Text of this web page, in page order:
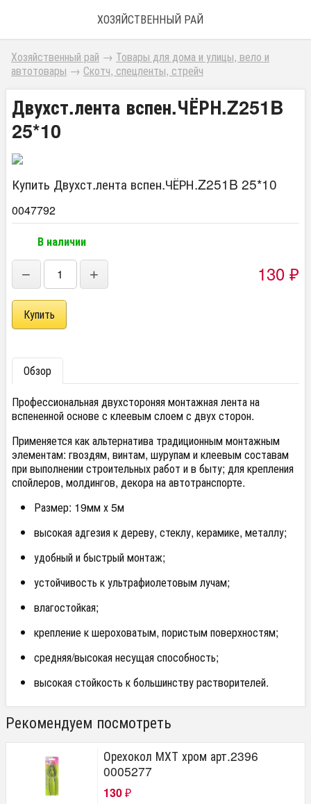
ХОЗЯЙСТВЕННЫЙ РАЙ
Хозяйственный рай → Товары для дома и улицы, вело и
автотовары → Скотч, спецленты, стрейч
Двухст.лента вспен.ЧЁРН.Z251B
25*10
Купить Двухст.лента вспен.ЧЁРН.Z251B 25*10
0047792
В наличии
− + 130 ₽
Обзор
Профессиональная двухстороняя монтажная лента на
вспененной основе с клеевым слоем с двух сторон.
Применяется как альтернатива традиционным монтажным
элементам: гвоздям, винтам, шурупам и клеевым составам
при выполнении строительных работ и в быту; для крепления
спойлеров, молдингов, декора на автотранспорте.
Размер: 19мм х 5м
высокая адгезия к дереву, стеклу, керамике, металлу;
удобный и быстрый монтаж;
устойчивость к ультрафиолетовым лучам;
влагостойкая;
крепление к шероховатым, пористым поверхностям;
средняя/высокая несущая способность;
высокая стойкость к большинству растворителей.
Рекомендуем посмотреть
Орехокол МХТ хром арт.2396
0005277
130 ₽